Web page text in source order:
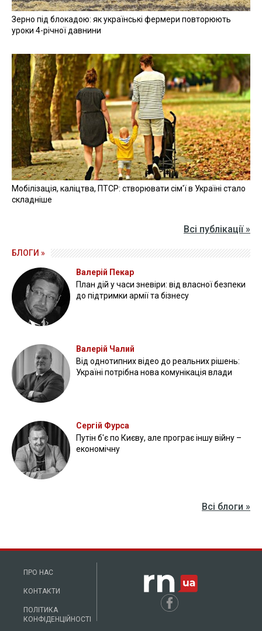
Зерно під блокадою: як українські фермери повторюють
уроки 4-річної давнини
Мобілізація, каліцтва, ПТСР: створювати сім'ї в Україні стало
складніше
Всі публікації »
БЛОГИ »
Валерій Пекар
План дій у часи зневіри: від власної безпеки
до підтримки армії та бізнесу
Валерій Чалий
Від однотипних відео до реальних рішень:
Україні потрібна нова комунікація влади
Сергій Фурса
Путін б'є по Києву, але програє іншу війну –
економічну
Всі блоги »
ПРО НАС
КОНТАКТИ
ПОЛІТИКА
КОНФІДЕНЦІЙНОСТІ